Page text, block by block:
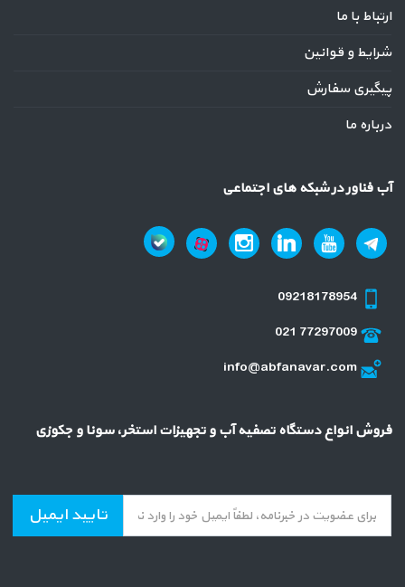
ارتباط با ما
شرایط و قوانین
پیگیری سفارش
درباره ما
آب فناور در شبکه های اجتماعی
09218178954
021 77297009
info@abfanavar.com
فروش انواع دستگاه تصفیه آب و تجهیزات استخر، سونا و جکوزی
تایید ایمیل